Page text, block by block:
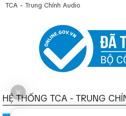
TCA - Trung Chính Audio
HỆ THỐNG TCA - TRUNG